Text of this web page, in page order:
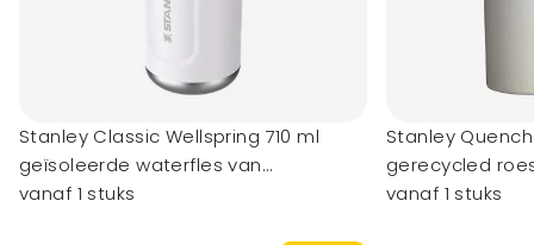
Stanley Classic Wellspring 710 ml
geïsoleerde waterfles van
gerecycled roestvrij staal
vanaf 1 stuks
Stanley
gerecycled
geïsoleerde
vanaf 1 stuks